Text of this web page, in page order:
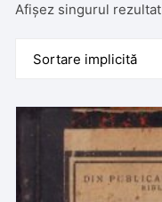
Afișez singurul rezultat